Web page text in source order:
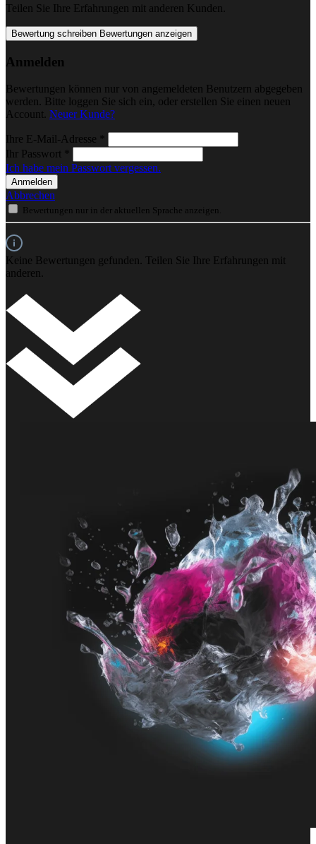
Teilen Sie Ihre Erfahrungen mit anderen Kunden.
Bewertung schreiben Bewertungen anzeigen
Anmelden
Bewertungen können nur von angemeldeten Benutzern abgegeben
werden. Bitte loggen Sie sich ein, oder erstellen Sie einen neuen
Account. Neuer Kunde?
Ihre E-Mail-Adresse
Ihr Passwort
Ich habe mein Passwort vergessen.
Anmelden
Abbrechen
Bewertungen nur in der aktuellen Sprache anzeigen.
Keine Bewertungen gefunden. Teilen Sie Ihre Erfahrungen mit
anderen.